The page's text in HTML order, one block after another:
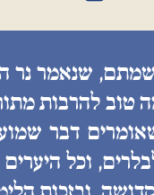
נשמתם, שנאמר
טוב להרבות
דבר
וכל היערים